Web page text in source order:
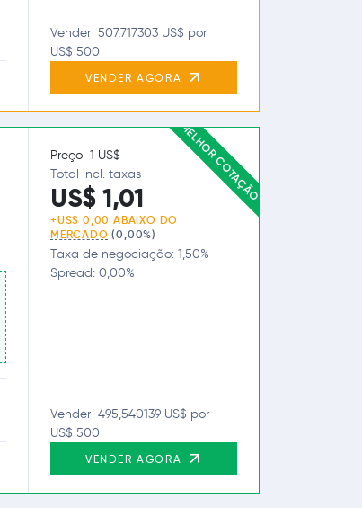
Vender 507,717303 US$ por
US$ 500
VENDER AGORA
MELHOR COTAÇÃO
Preço 1 US$
Total incl. taxas
US$ 1,01
+US$ 0,00 ABAIXO DO
MERCADO (0,00%)
Taxa de negociação: 1,50%
Spread: 0,00%
Vender 495,540139 US$ por
US$ 500
VENDER AGORA